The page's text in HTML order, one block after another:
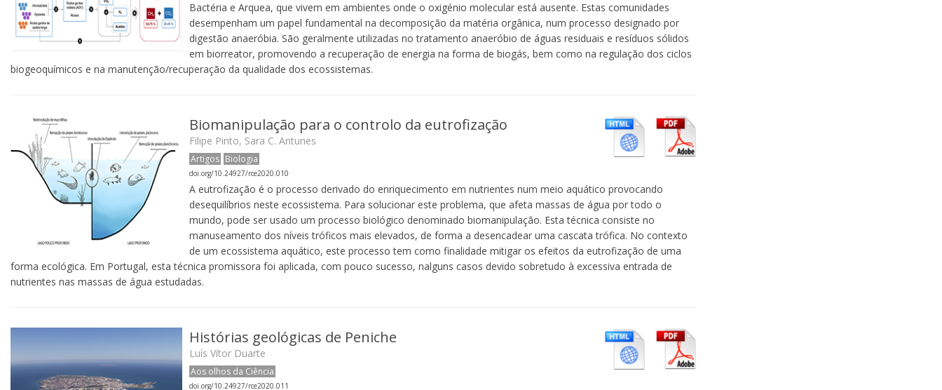
Bactéria e Arquea, que vivem em ambientes onde o oxigénio molecular está ausente. Estas comunidades
desempenham um papel fundamental na decomposição da matéria orgânica, num processo designado por
digestão anaeróbia. São geralmente utilizadas no tratamento anaeróbio de águas residuais e resíduos sólidos
em biorreator, promovendo a recuperação de energia na forma de biogás, bem como na regulação dos ciclos
biogeoquímicos e na manutenção/recuperação da qualidade dos ecossistemas.
Biomanipulação para o controlo da eutrofização
Filipe Pinto, Sara C. Antunes
Artigos Biologia
doi.org/10.24927/rce2020.010
A eutrofização é o processo derivado do enriquecimento em nutrientes num meio aquático provocando
desequilíbrios neste ecossistema. Para solucionar este problema, que afeta massas de água por todo o
mundo, pode ser usado um processo biológico denominado biomanipulação. Esta técnica consiste no
manuseamento dos níveis tróficos mais elevados, de forma a desencadear uma cascata trófica. No contexto
de um ecossistema aquático, este processo tem como finalidade mitigar os efeitos da eutrofização de uma
forma ecológica. Em Portugal, esta técnica promissora foi aplicada, com pouco sucesso, nalguns casos devido sobretudo à excessiva entrada de
nutrientes nas massas de água estudadas.
Histórias geológicas de Peniche
Luís Vítor Duarte
Aos olhos da Ciência
doi.org/10.24927/rce2020.011